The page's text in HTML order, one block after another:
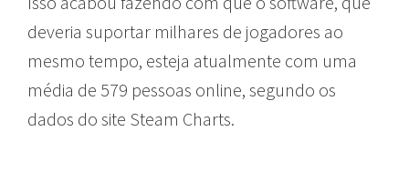
deveria suportar milhares de jogadores ao
mesmo tempo, esteja atualmente com uma
média de 579 pessoas online, segundo os
dados do site Steam Charts.